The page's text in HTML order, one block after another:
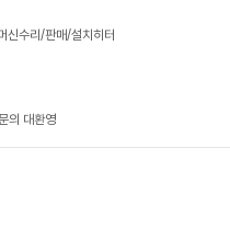
신수리/판매/설치히터
의 대환영